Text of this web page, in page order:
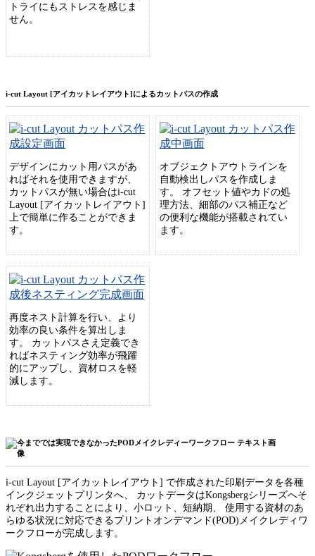
トライにもストレスを感じま
せん。
i-cut Layout [アイカットレイアウト]によるカットパスの作成
デザインにカット用パスがあ
ればそれを使用できますが、
カットパスが無い場合はi-cut
Layout [アイカットレイアウト]
上で簡単に作ることができま
す。
オブジェクトアウトラインを
自動検出しパスを作成しま
す。 オフセット値やカドの処
理方法、細部のパス補正など
の便利な機能が搭載されてい
ます。
再度ネスト計算を行い、より
効率の良い条件を算出しま
す。 カットパスさえ定義でき
ればネスティング効率が飛躍
的にアップし、資材ロスを軽
減します。
i-cut Layout [アイカットレイアウト] で作成された印刷データを各種
インクジェットプリンタへ、 カットデータはKongsbergシリーズへそ
れぞれ出力することにより、小ロット、短納期、 使用する資材のあ
らゆる状況に対応できるプリントオンデマンド(POD)メイクレディワ
ークフローが完成します。